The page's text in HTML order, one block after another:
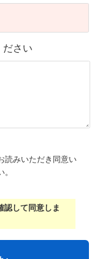
ださい
読みいただき同意い
認して同意しま